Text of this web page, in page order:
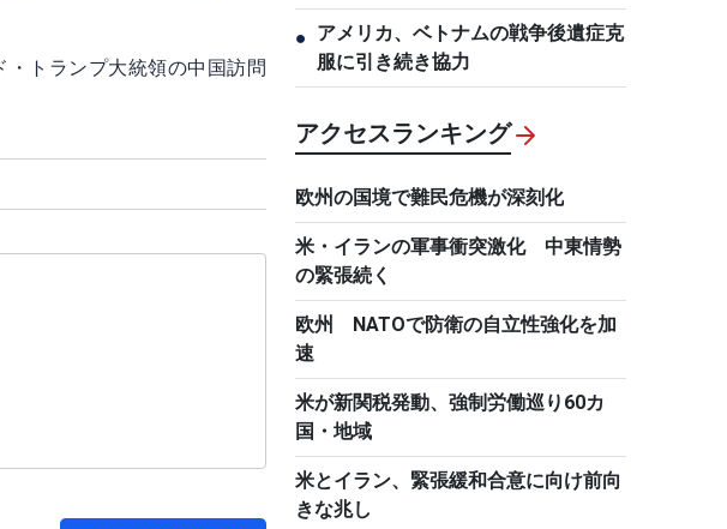
トランプ大統領の中国訪問
● アメリカ、ベトナムの戦争後遺症克
服に引き続き協力
アクセスランキング
欧州の国境で難民危機が深刻化
米・イランの軍事衝突激化 中東情勢
の緊張続く
欧州 NATOで防衛の自立性強化を加
速
米が新関税発動、強制労働巡り60カ
国・地域
米とイラン、緊張緩和合意に向け前向
きな兆し